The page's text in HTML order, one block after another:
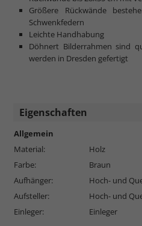
Größere Rückwände
Schwenkfedern
Leichte Handhabung
Döhnert Bilderrahmen sind
werden in Dresden gefertigt
Eigenschaften
Allgemein
Material:
Holz
Farbe:
Braun
Aufhänger:
Hoch- und
Aufsteller:
Hoch- und
Einleger:
Einleger